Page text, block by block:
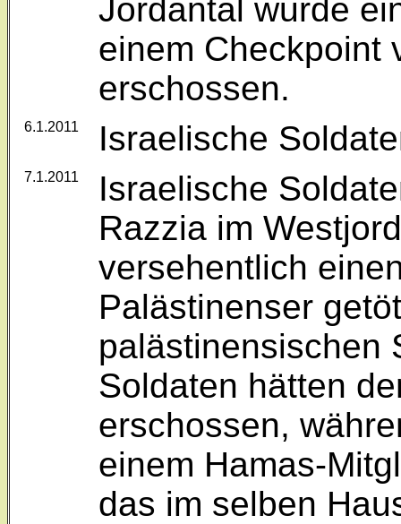
Jordantal wurde
einem Checkpoint
erschossen.
6.1.2011 Israelische
7.1.2011
Israelische
Razzia im
versehentlich
Palästinenser
palästinensischen
Soldaten hätten
erschossen,
einem Hamas-
das im selben